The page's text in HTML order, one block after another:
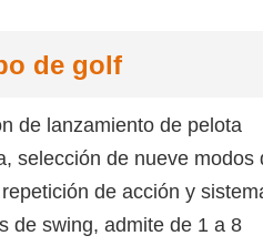
de golf
de lanzamiento de pelota
selección de nueve modos
de acción y
de swing, admite de 1 a 8